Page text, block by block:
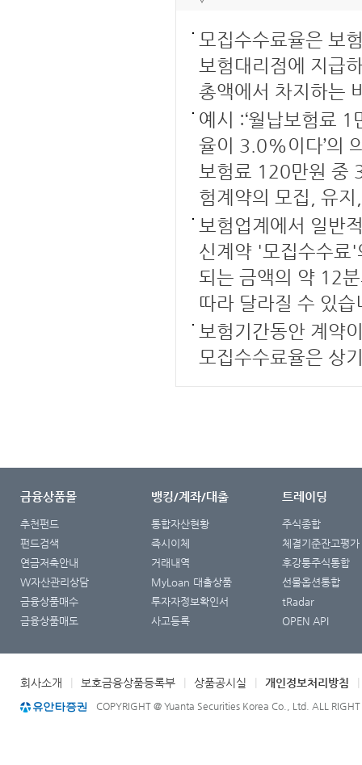
모집수수료율은 보
보험대리점에 지급
총액에서 차지하는
예시 :‘월납보험료
율이 3.0%이다’의
보험료 120만원 중
험계약의 모집, 유
보험업계에서 일반
신계약 '모집수수료'
되는 금액의 약 12
따라 달라질 수 있습
보험기간동안 계약
모집수수료율은 상
금융상품몰
추천펀드
펀드검색
연금저축안내
W자산관리상담
금융상품매수
금융상품매도
뱅킹/계좌/대출
통합자산현황
즉시이체
거래내역
MyLoan 대출상품
투자자정보확인서
사고등록
트레이딩
주식종합
체결기준잔고평가
후강퉁주식통합
선물옵션통합
tRadar
OPEN API
회사소개 보호금융상품등록부 상품공시실 개인정보처리방침
COPYRIGHT @ Yuanta Securities Korea Co., Ltd. ALL RIGHT